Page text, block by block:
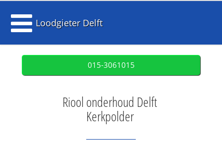
Loodgieter Delft
015-3061015
Riool onderhoud Delft
Kerkpolder